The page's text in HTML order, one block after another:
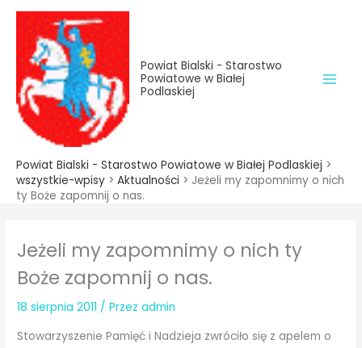
treści
Przejdź
treści
Powiat Bialski - Starostwo
Powiatowe w Białej
Podlaskiej
Powiat Bialski - Starostwo Powiatowe w Białej Podlaskiej >
wszystkie-wpisy > Aktualności > Jeżeli my zapomnimy o nich
ty Boże zapomnij o nas.
Jeżeli my zapomnimy o nich ty
Boże zapomnij o nas.
18 sierpnia 2011 / Przezadmin
Stowarzyszenie Pamięć i Nadzieja zwróciło się z apelem o